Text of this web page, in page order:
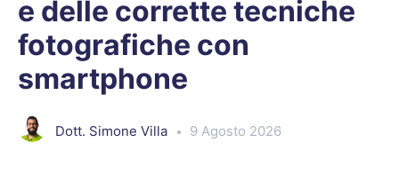
e delle corrette tecniche
fotografiche con
smartphone
Dott. Simone Villa 9 Agosto 2026